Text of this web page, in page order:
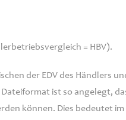
= HBV).
der EDV des Händlers
ist so angelegt,
können. Dies bedeutet im